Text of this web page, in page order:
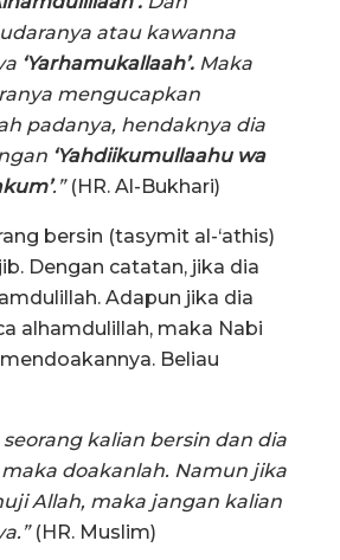
atau kawanna
‘Yarhamukallaah’. Maka
mengucapkan
padanya, hendaknya dia
‘Yahdiikumullaahu wa
.”(HR. Al-Bukhari)
bersin (tasymit al-‘athis)
Dengan catatan, jika dia
Adapun jika dia
alhamdulillah, maka Nabi
Beliau
seorang kalian bersin dan dia
doakanlah. Namun jika
Allah, maka jangan kalian
(HR. Muslim)